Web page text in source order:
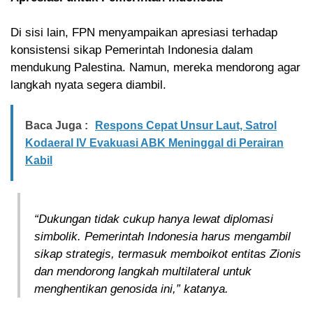
Di sisi lain, FPN menyampaikan apresiasi terhadap
konsistensi sikap Pemerintah Indonesia dalam
mendukung Palestina. Namun, mereka mendorong agar
langkah nyata segera diambil.
Baca Juga :
Respons Cepat Unsur Laut, Satrol
Kodaeral IV Evakuasi ABK Meninggal di Perairan
Kabil
“Dukungan tidak cukup hanya lewat diplomasi
simbolik. Pemerintah Indonesia harus mengambil
sikap strategis, termasuk memboikot entitas Zionis
dan mendorong langkah multilateral untuk
menghentikan genosida ini,” katanya.